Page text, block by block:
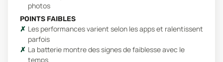
photos
POINTS FAIBLES
Les performances varient selon les apps et ralentissent
parfois
La batterie montre des signes de faiblesse avec le
temps